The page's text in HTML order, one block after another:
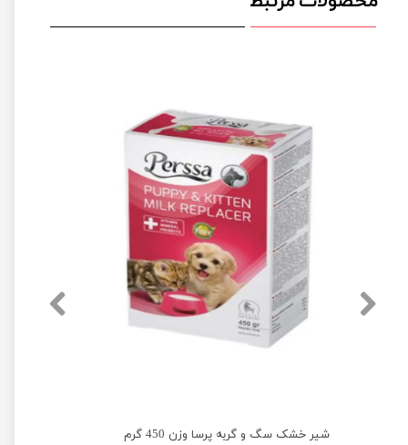
شیر خشک سگ و گربه پرسا وزن 450 گرم